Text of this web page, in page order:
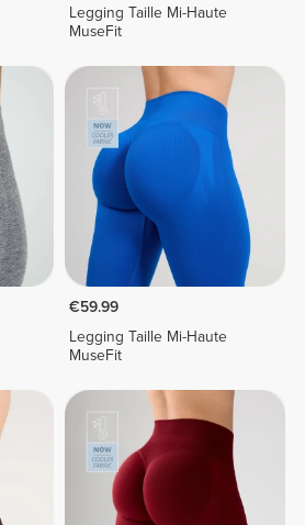
Legging Taille Mi-Haute
MuseFit
€59.99
Legging Taille Mi-Haute
MuseFit